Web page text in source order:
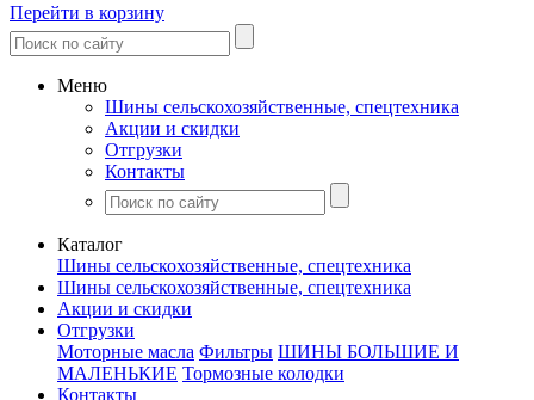
Перейти в корзину
Меню
Шины сельскохозяйственные, спецтехника
Акции и скидки
Отгрузки
Контакты
Каталог
Шины сельскохозяйственные, спецтехника
Шины сельскохозяйственные, спецтехника
Акции и скидки
Отгрузки
Моторные масла Фильтры ШИНЫ БОЛЬШИЕ И
МАЛЕНЬКИЕ Тормозные колодки
Контакты